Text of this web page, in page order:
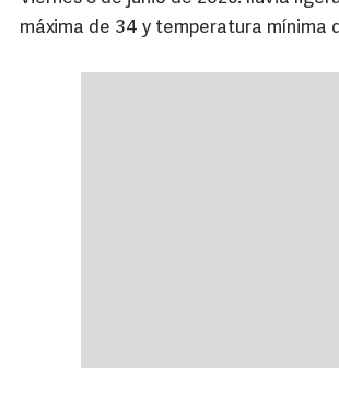
máxima de 34 y temperatura mínima